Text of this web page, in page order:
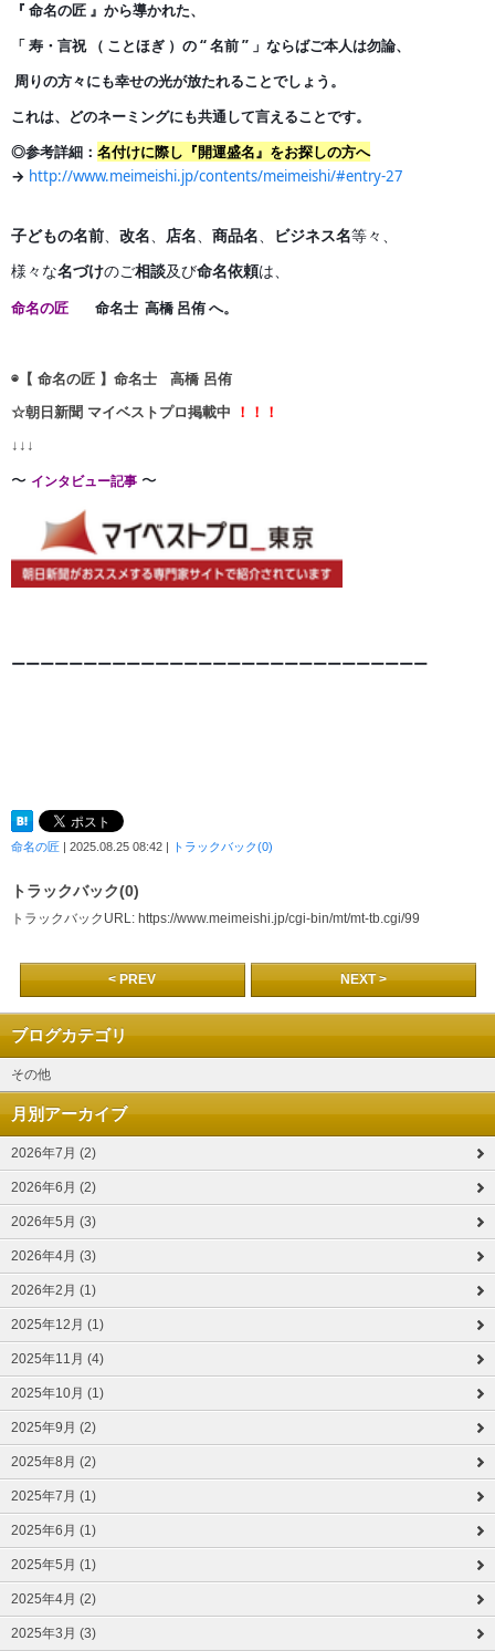
『 命名の匠 』から導かれた、
「 寿・言祝 （ ことほぎ ）の“ 名前 ” 」ならばご本人は勿論、
周りの方々にも幸せの光が放たれることでしょう。
これは、どのネーミングにも共通して言えることです。
◎参考詳細： 名付けに際し『開運盛名』をお探しの方へ
→ http://www.meimeishi.jp/contents/meimeishi/#entry-27
子どもの名前 改名 店名 商品名 ビジネス名等々、
様々な名づけのご相談及び命名依頼は、
命名の匠 命名士 高橋 呂侑 へ。
◉【 命名の匠 】命名士 高橋 呂侑
☆朝日新聞 マイベストプロ掲載中
！！！
↓↓↓
〜 インタビュー記事 〜
ーーーーーーーーーーーーーーーーーーーーーーーーーーーーー
命名の匠 | 2025.08.25 08:42 | トラックバック(0)
トラックバック(0)
トラックバックURL: https://www.meimeishi.jp/cgi-bin/mt/mt-tb.cgi/99
< PREV NEXT >
ブログカテゴリ
その他
月別アーカイブ
2026年7月 (2)
2026年6月 (2)
2026年5月 (3)
2026年4月 (3)
2026年2月 (1)
2025年12月 (1)
2025年11月 (4)
2025年10月 (1)
2025年9月 (2)
2025年8月 (2)
2025年7月 (1)
2025年6月 (1)
2025年5月 (1)
2025年4月 (2)
2025年3月 (3)